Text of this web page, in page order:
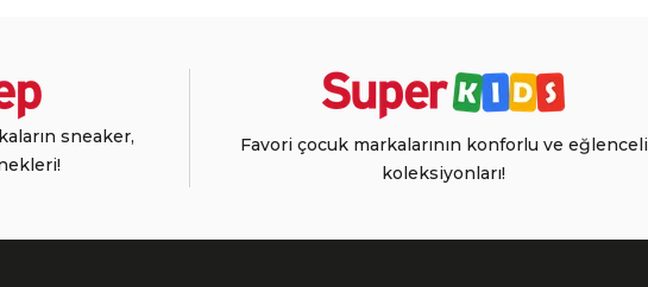
sneaker,
Favori çocuk markalarının konforlu ve eğlenceli
koleksiyonları!